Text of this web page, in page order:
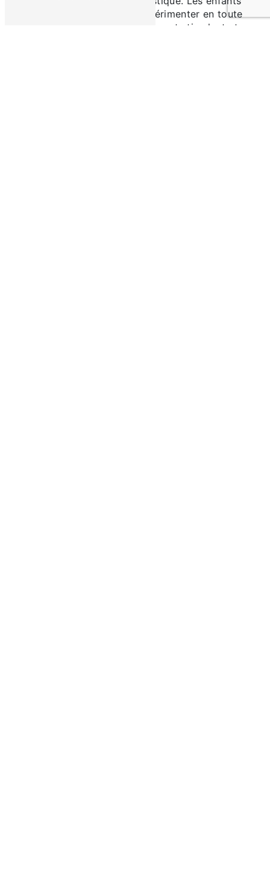
pourront s'exprimer et expérimenter en toute
liberté, dans un environnement stimulant et